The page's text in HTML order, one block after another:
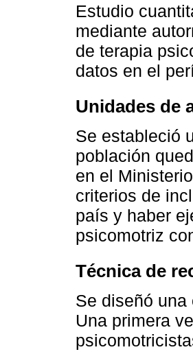
Estudio
mediante
de terapia
datos en el
Unidades de
Se estableció
población
en el
criterios de
país y haber
psicomotriz
Técnica de
Se diseñó
Una primera